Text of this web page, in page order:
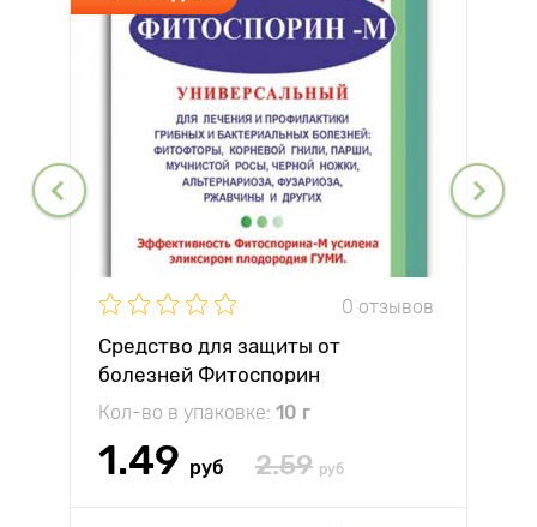
0 отзывов
Средство для защиты от
болезней Фитоспорин
Кол-во в упаковке: 10 г
1.49 руб 2.59 руб